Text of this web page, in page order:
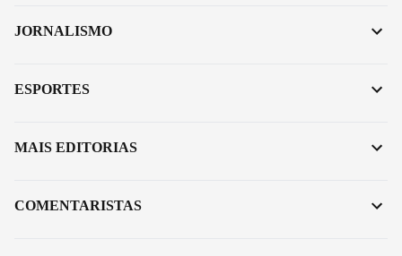
JORNALISMO
ESPORTES
MAIS EDITORIAS
COMENTARISTAS